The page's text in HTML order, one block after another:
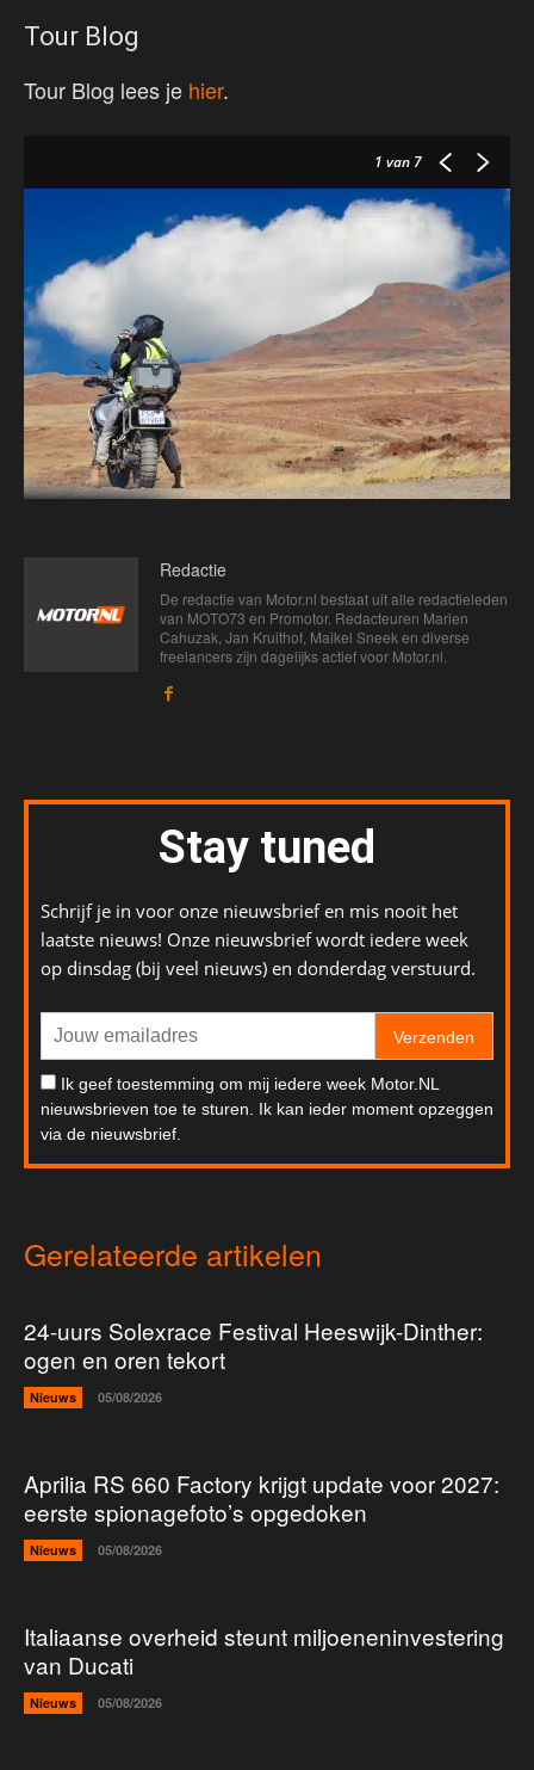
Tour Blog
Tour Blog lees je hier.
1 van 7
Redactie
De redactie van Motor.nl bestaat uit alle redactieleden
van MOTO73 en Promotor. Redacteuren Marien
Cahuzak, Jan Kruithof, Maikel Sneek en diverse
freelancers zijn dagelijks actief voor Motor.nl.
Stay tuned
Schrijf je in voor onze nieuwsbrief en mis nooit het
laatste nieuws! Onze nieuwsbrief wordt iedere week
op dinsdag (bij veel nieuws) en donderdag verstuurd.
Verzenden
Ik geef toestemming om mij iedere week Motor.NL
nieuwsbrieven toe te sturen. Ik kan ieder moment opzeggen
via de nieuwsbrief.
Gerelateerde artikelen
24-uurs Solexrace Festival Heeswijk-Dinther:
ogen en oren tekort
Nieuws 05/08/2026
Aprilia RS 660 Factory krijgt update voor 2027:
eerste spionagefoto’s opgedoken
Nieuws 05/08/2026
Italiaanse overheid steunt miljoeneninvestering
van Ducati
Nieuws 05/08/2026